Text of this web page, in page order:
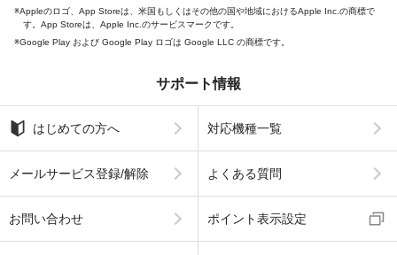
Appleのロゴ、App Storeは、米国もしくはその他の国や地域におけるApple Inc.の商標で
す。App Storeは、Apple Inc.のサービスマークです。
Google Play および Google Play ロゴは Google LLC の商標です。
サポート情報
はじめての方へ 対応機種一覧
メールサービス登録/解除 よくある質問
お問い合わせ ポイント表示設定